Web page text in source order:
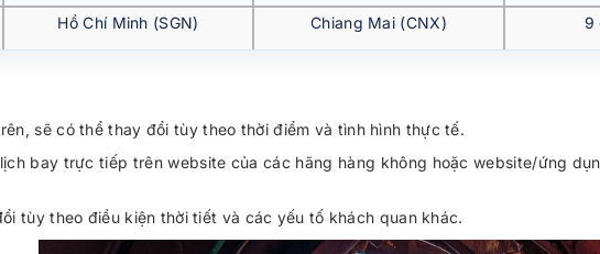
Hồ Chí Minh (SGN) Chiang Mai (CNX) 9
sẽ có thể thay đổi tùy theo thời điểm và tình hình thực tế.
bay trực tiếp trên website của các hãng hàng không hoặc website/ứng
tùy theo điều kiện thời tiết và các yếu tố khách quan khác.